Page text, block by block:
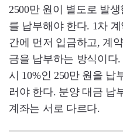
2500만 원이 별도로 발
를 납부해야 한다. 1차 계
간에 먼저 입금하고, 계
금을 납부하는 방식이다
시 10%인 250만 원을 납
러야 한다. 분양 대금 납
계좌는 서로 다르다.